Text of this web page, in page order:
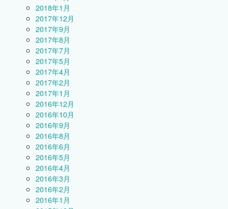
2018年1月
2017年12月
2017年9月
2017年8月
2017年7月
2017年5月
2017年4月
2017年2月
2017年1月
2016年12月
2016年10月
2016年9月
2016年8月
2016年6月
2016年5月
2016年4月
2016年3月
2016年2月
2016年1月